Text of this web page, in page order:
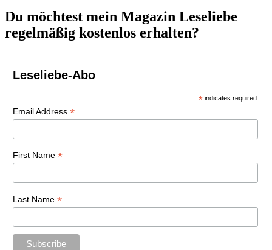
Du möchtest mein Magazin Leseliebe
regelmäßig kostenlos erhalten?
Leseliebe-Abo
* indicates required
Email Address *
First Name *
Last Name *